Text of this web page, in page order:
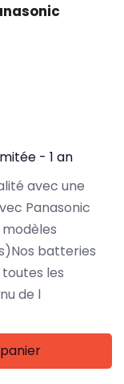
- 1 an
avec une
Panasonic
batteries
les
de l